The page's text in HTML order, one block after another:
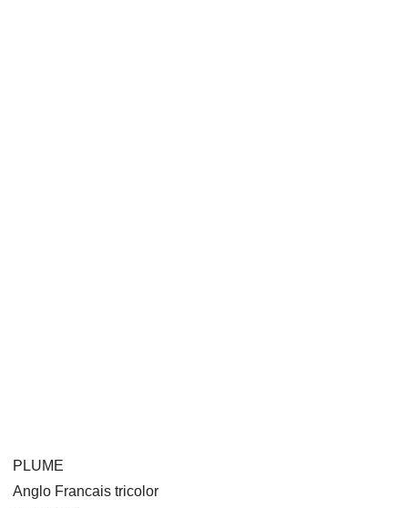
PLUME
Anglo Francais tricolor